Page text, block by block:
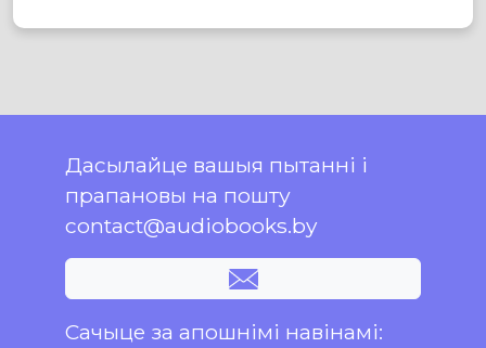
Дасылайце вашыя пытанні і
прапановы на пошту
contact@audiobooks.by
Сачыце за апошнімі навінамі: